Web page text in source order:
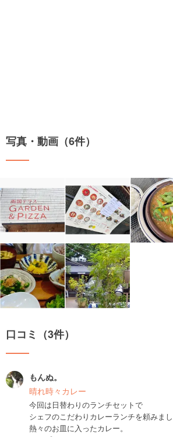
写真・動画（6件）
口コミ（3件）
もんぬ。
晴れ時々カレー
今回は日替わりのランチセットで
シェフのこだわりカレーランチを頼みまし
熱々のお皿に入ったカレー。